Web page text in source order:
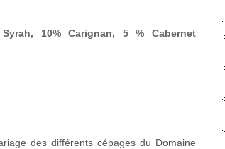
10% Carignan, 5 % Cabernet
des différents cépages du Domaine